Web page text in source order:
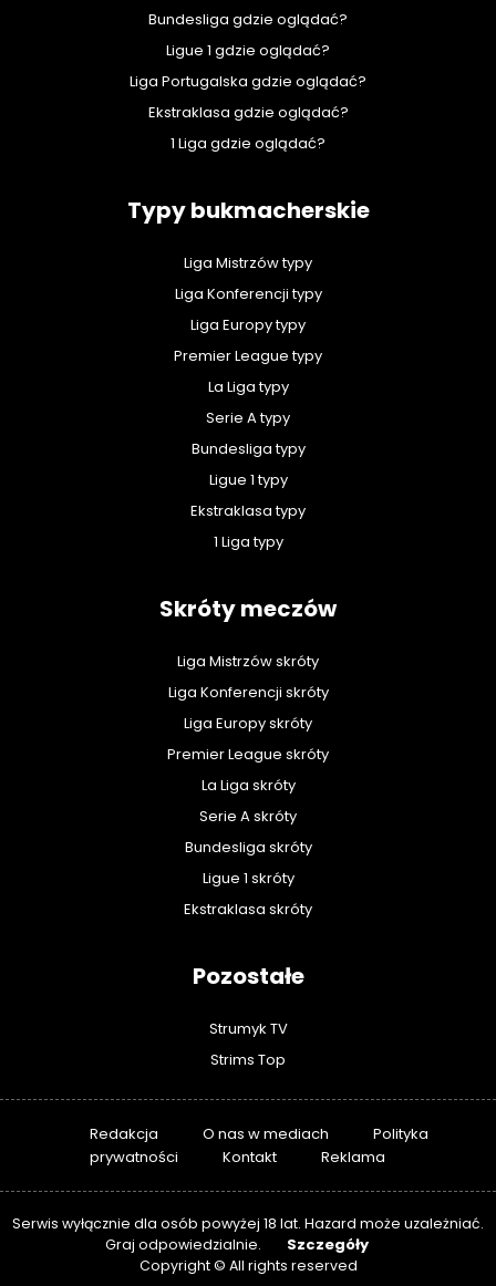
Bundesliga gdzie oglądać?
Ligue 1 gdzie oglądać?
Liga Portugalska gdzie oglądać?
Ekstraklasa gdzie oglądać?
1 Liga gdzie oglądać?
Typy bukmacherskie
Liga Mistrzów typy
Liga Konferencji typy
Liga Europy typy
Premier League typy
La Liga typy
Serie A typy
Bundesliga typy
Ligue 1 typy
Ekstraklasa typy
1 Liga typy
Skróty meczów
Liga Mistrzów skróty
Liga Konferencji skróty
Liga Europy skróty
Premier League skróty
La Liga skróty
Serie A skróty
Bundesliga skróty
Ligue 1 skróty
Ekstraklasa skróty
Pozostałe
Strumyk TV
Strims Top
Redakcja O nas w mediach
Polityka
prywatności
Kontakt Reklama
Serwis wyłącznie dla osób powyżej 18 lat. Hazard może uzależniać.
Graj odpowiedzialnie.
Szczegóły
Copyright © All rights reserved